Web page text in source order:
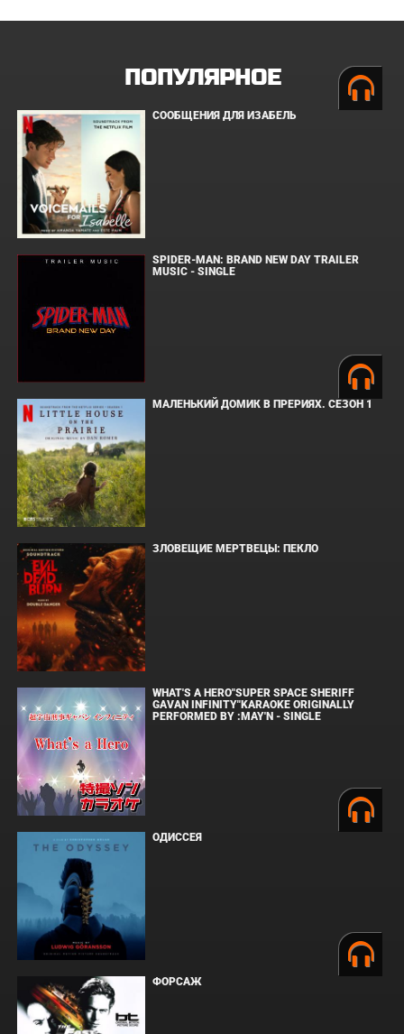
ПОПУЛЯРНОЕ
СООБЩЕНИЯ ДЛЯ ИЗАБЕЛЬ
SPIDER-MAN: BRAND NEW DAY TRAILER
MUSIC - SINGLE
МАЛЕНЬКИЙ ДОМИК В ПРЕРИЯХ. СЕЗОН 1
ЗЛОВЕЩИЕ МЕРТВЕЦЫ: ПЕКЛО
WHAT'S A HERO"SUPER SPACE SHERIFF
GAVAN INFINITY"KARAOKE ORIGINALLY
PERFORMED BY :MAY'N - SINGLE
ОДИССЕЯ
ФОРСАЖ